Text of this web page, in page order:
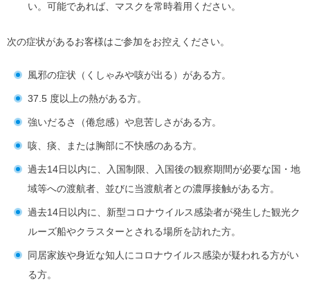
い。可能であれば、マスクを常時着用ください。
次の症状があるお客様はご参加をお控えください。
風邪の症状（くしゃみや咳が出る）がある方。
37.5 度以上の熱がある方。
強いだるさ（倦怠感）や息苦しさがある方。
咳、痰、または胸部に不快感のある方。
過去14日以内に、入国制限、入国後の観察期間が必要な国・地
域等への渡航者、並びに当渡航者との濃厚接触がある方。
過去14日以内に、新型コロナウイルス感染者が発生した観光ク
ルーズ船やクラスターとされる場所を訪れた方。
同居家族や身近な知人にコロナウイルス感染が疑われる方がい
る方。